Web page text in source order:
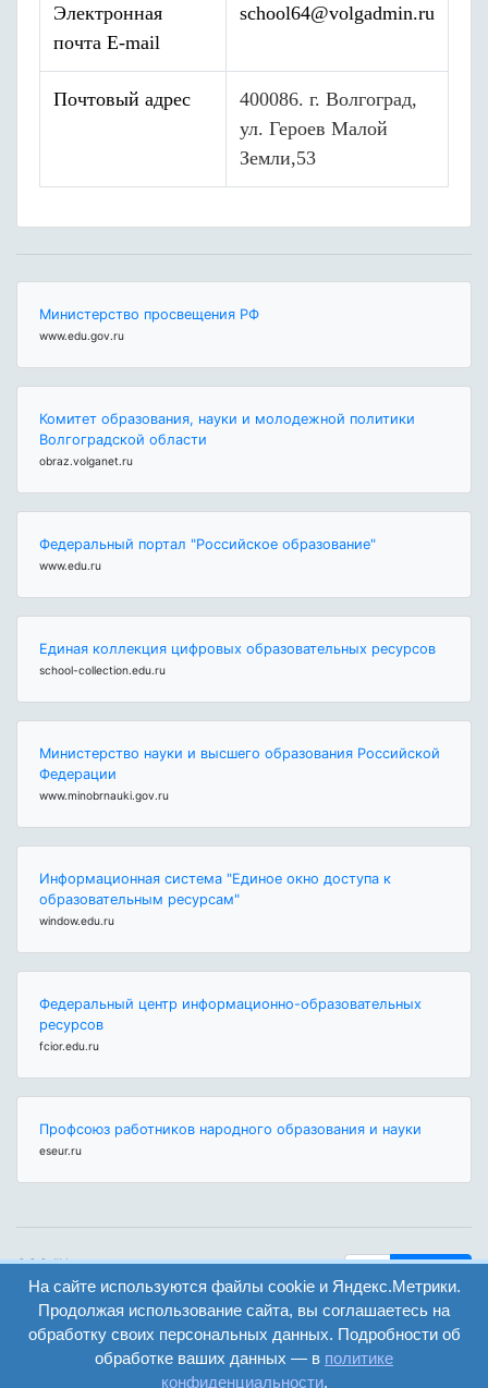
Электронная
почта E-mail
school64@volgadmin.ru
Почтовый адрес
400086. г. Волгоград,
ул. Героев Малой
Земли,53
Министерство просвещения РФ
www.edu.gov.ru
Комитет образования, науки и молодежной политики
Волгоградской области
obraz.volganet.ru
Федеральный портал "Российское образование"
www.edu.ru
Единая коллекция цифровых образовательных ресурсов
school-collection.edu.ru
Министерство науки и высшего образования Российской
Федерации
www.minobrnauki.gov.ru
Информационная система "Единое окно доступа к
образовательным ресурсам"
window.edu.ru
Федеральный центр информационно-образовательных
ресурсов
fcior.edu.ru
Профсоюз работников народного образования и науки
eseur.ru
ООО "Центр
образования и
консалтинга"
Волгоград 2008-
2026
вход
регистрация
Версия
сайта для
слабовидящих
На сайте используются файлы cookie и Яндекс.Метрики.
Продолжая использование сайта, вы соглашаетесь на
обработку своих персональных данных. Подробности об
обработке ваших данных — в политике
конфиденциальности.